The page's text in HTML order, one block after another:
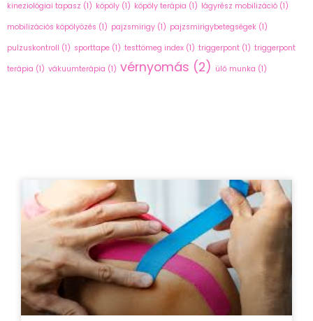
kineziológiai tapasz (1) köpöly (1) köpöly terápia (1) lágyrész mobilizáció (1)
mobilizációs köpölyözés (1) pajzsmirigy (1) pajzsmirigybetegségek (1)
pulzuskontroll (1) sporttape (1) testtömeg index (1) triggerpont (1) triggerpont
terápia (1) vákuumterápia (1) vérnyomás (2) ülő munka (1)